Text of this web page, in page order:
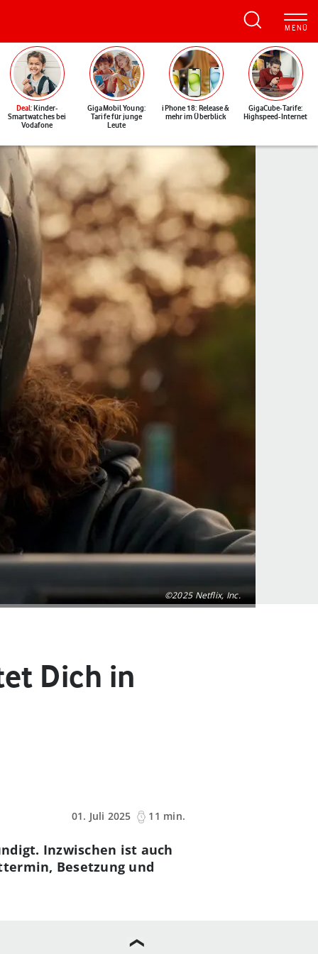
Deal: Kinder-
Smartwatches bei
Vodafone
GigaMobil Young:
Tarife für junge
Leute
iPhone 18: Release &
mehr im Überblick
GigaCube-Tarife:
Highspeed-Internet
©2025 Netflix, Inc.
Dich in
01. Juli 2025 11 min.
Inzwischen ist auch
Besetzung und